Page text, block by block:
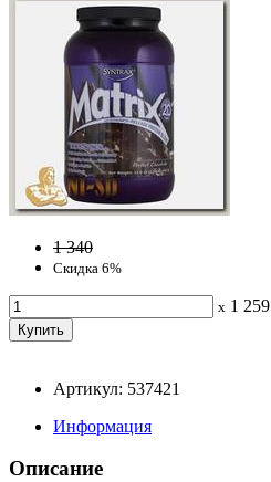
1 340
Скидка 6%
x 1 259
Артикул: 537421
Информация
Описание